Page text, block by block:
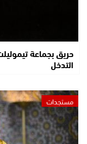
حريق بجماعة
التدخل
مستجدات